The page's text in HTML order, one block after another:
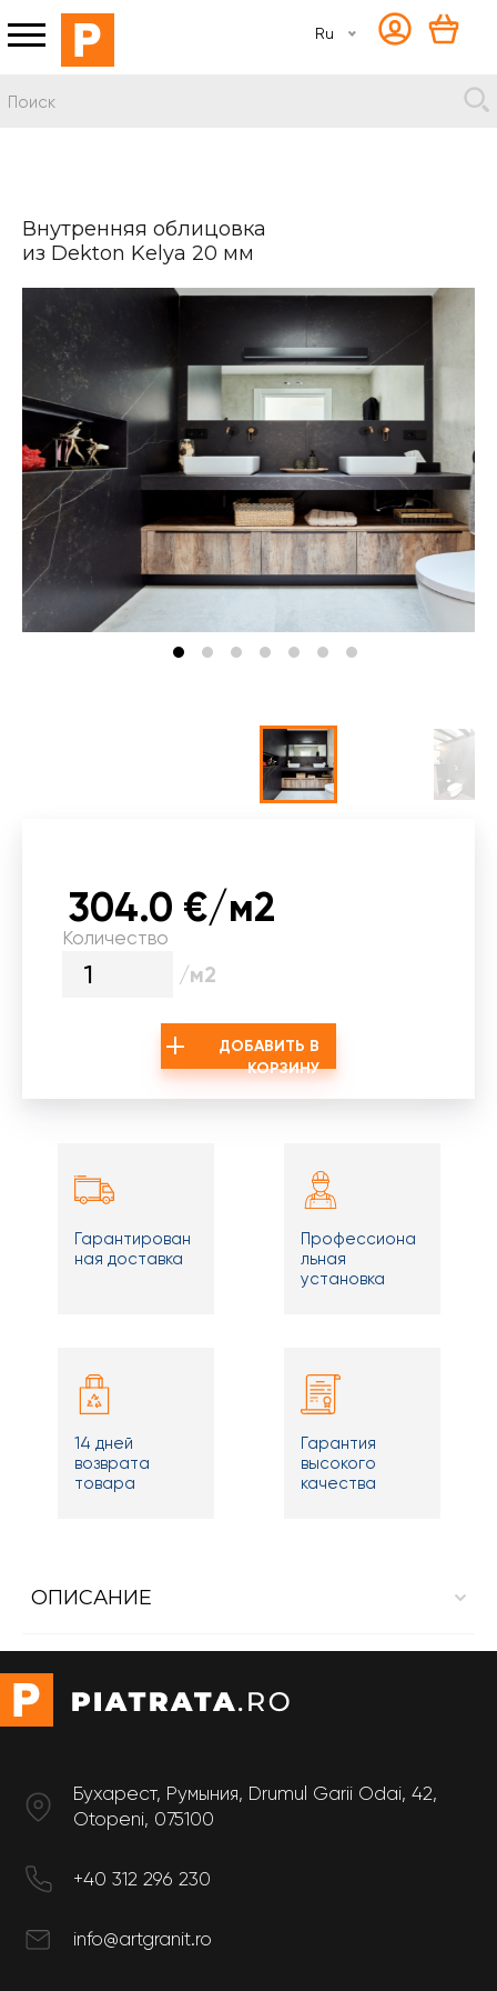
Ru
Внутренняя облицовка
из Dekton Kelya 20 мм
304.0 €/м2
Количество
/м2
ДОБАВИТЬ В
КОРЗИНУ
Гарантирован
ная доставка
Профессиона
льная
установка
14 дней
возврата
товара
Гарантия
высокого
качества
ОПИСАНИЕ
Pазмер
Толщина: 20 мм
Бухарест, Румыния, Drumul Garii Odai, 42,
Otopeni, 075100
+40 312 296 230
info@artgranit.ro